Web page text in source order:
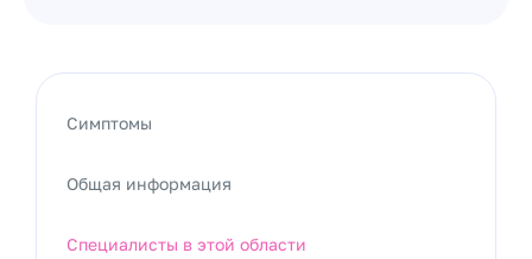
Симптомы
Общая информация
Специалисты в этой области